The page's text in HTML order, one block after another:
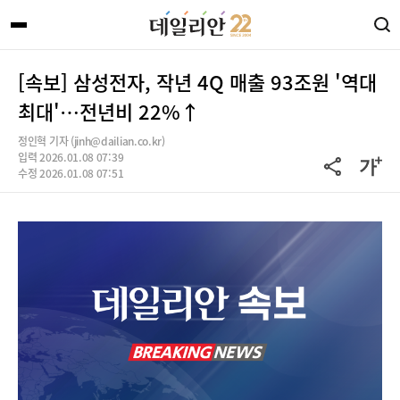
[속보] 삼성전자, 작년 4Q 매출 93조원 '역대
최대'…전년비 22%↑
정인혁 기자 (jinh@dailian.co.kr)
입력 2026.01.08 07:39
수정 2026.01.08 07:51